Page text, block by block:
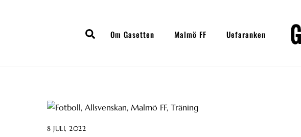
SearchOm Gasetten Malmö FF Uefaranken
8 JULI, 2022